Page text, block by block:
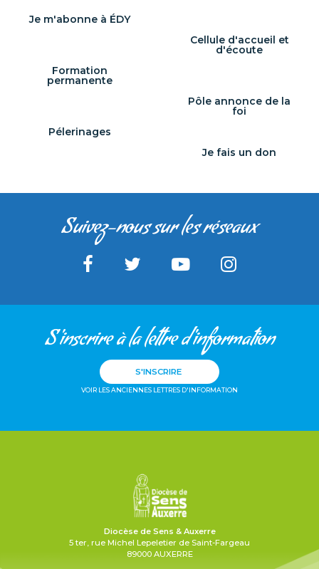
Je m'abonne à ÉDY
Cellule d'accueil et
d'écoute
Formation
permanente
Pôle annonce de la
foi
Pélerinages
Je fais un don
Suivez-nous sur les réseaux
S'inscrire à la lettre d'information
S'INSCRIRE
VOIR LES ANCIENNES LETTRES D'INFORMATION
Diocèse de Sens & Auxerre
5 ter, rue Michel Lepeletier de Saint-Fargeau
89000 AUXERRE